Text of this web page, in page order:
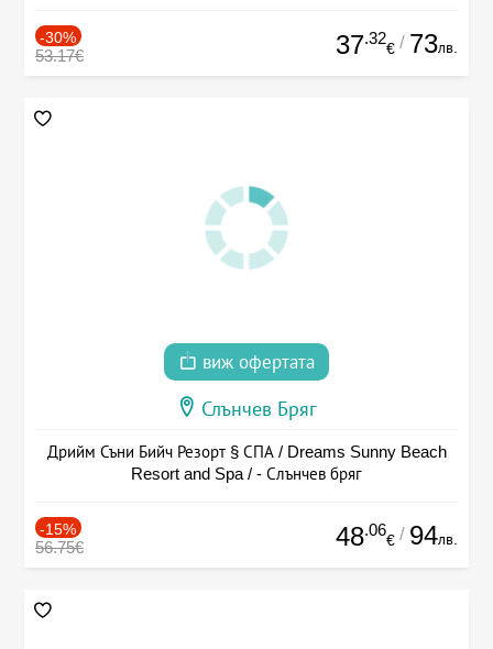
-30%
53.17€ 37.32
€ / 73лв.
виж офертата
Слънчев Бряг
Дрийм Съни Бийч Резорт § СПА / Dreams Sunny Beach
Resort and Spa / - Слънчев бряг
-15%
56.75€ 48.06
€ / 94лв.